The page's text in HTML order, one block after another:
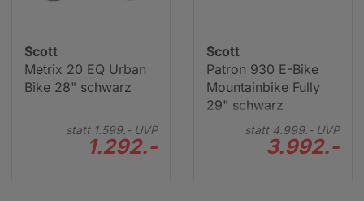
Scott
Metrix 20 EQ Urban
Bike 28" schwarz
statt 1.599.-UVP
1.292.-
Scott
Patron 930 E-Bike
Mountainbike Fully
29" schwarz
statt 4.999.-UVP
3.992.-